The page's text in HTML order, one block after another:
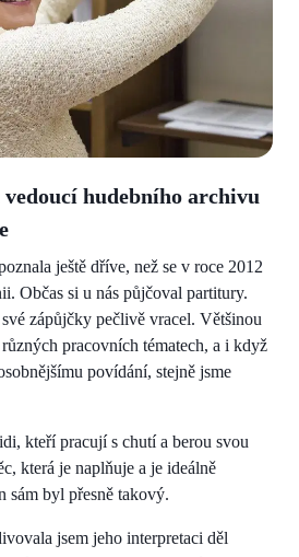
hudebního archivu
ještě dříve, než se v roce 2012
Občas si u nás půjčoval partitury.
zápůjčky pečlivě vracel. Většinou
pracovních tématech, a i když
povídání, stejně jsme
kteří pracují s chutí a berou svou
která je naplňuje a je ideálně
byl přesně takový.
jsem jeho interpretaci děl